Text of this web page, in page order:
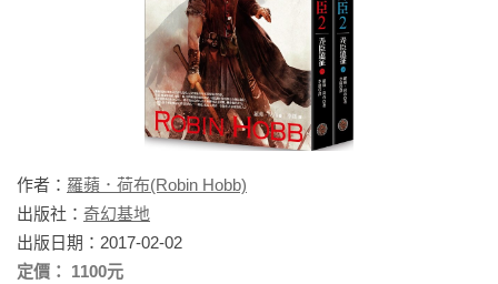
作者： 羅蘋．荷布(Robin Hobb)
出版社： 奇幻基地
出版日期：2017-02-02
定價： 1100元